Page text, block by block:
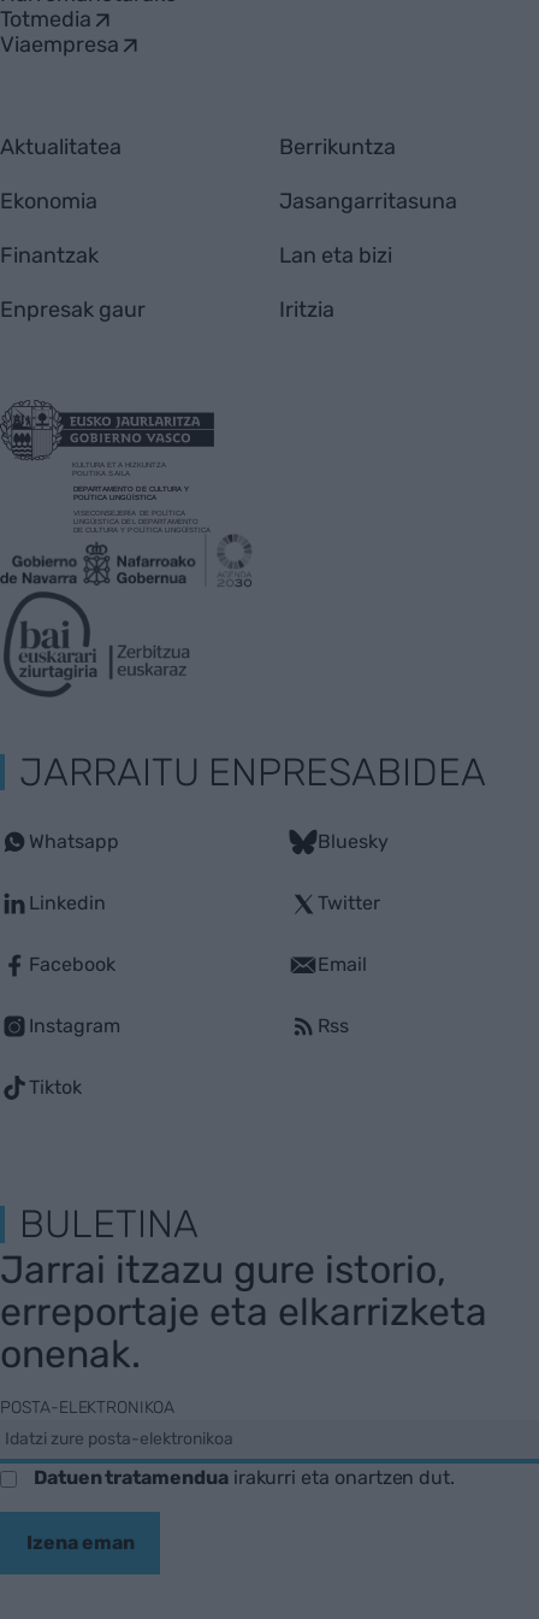
Totmedia
Viaempresa
Aktualitatea
Ekonomia
Finantzak
Enpresak gaur
Berrikuntza
Jasangarritasuna
Lan eta bizi
Iritzia
JARRAITU ENPRESABIDEA
Whatsapp
Linkedin
Facebook
Instagram
Tiktok
Bluesky
Twitter
Email
Rss
BULETINA
Jarrai itzazu gure istorio,
erreportaje eta elkarrizketa
onenak.
POSTA-ELEKTRONIKOA
Datuen tratamenduairakurri eta onartzen dut.
Izena eman